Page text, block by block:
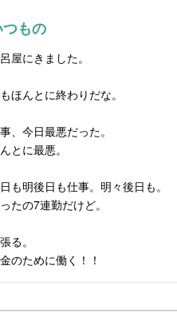
つもの
屋にきました。
ほんとに終わりだな。
、今日最悪だった。
とに最悪。
も明後日も仕事。明々後日も。
たの7連勤だけど。
る。
のために働く！！